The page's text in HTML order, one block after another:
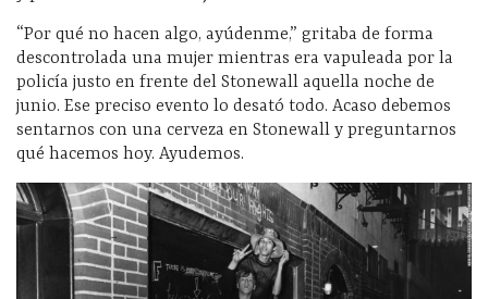
“Por qué no hacen algo, ayúdenme,” gritaba de forma
descontrolada una mujer mientras era vapuleada por la
policía justo en frente del Stonewall aquella noche de
junio. Ese preciso evento lo desató todo. Acaso debemos
sentarnos con una cerveza en Stonewall y preguntarnos
qué hacemos hoy. Ayudemos.